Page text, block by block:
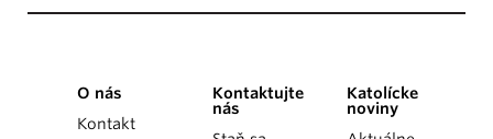
O nás
Kontakt
Kontaktujte
nás
Katolícke
noviny